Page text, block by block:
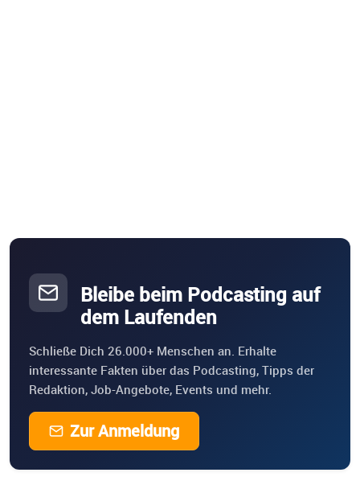
Bleibe beim Podcasting auf
dem Laufenden
Schließe Dich 26.000+ Menschen an. Erhalte
interessante Fakten über das Podcasting, Tipps der
Redaktion, Job-Angebote, Events und mehr.
Zur Anmeldung